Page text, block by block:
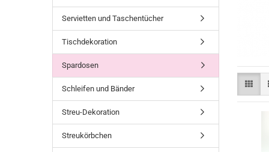
Servietten und Taschentücher
Tischdekoration
Spardosen
Schleifen und Bänder
Streu-Dekoration
Streukörbchen